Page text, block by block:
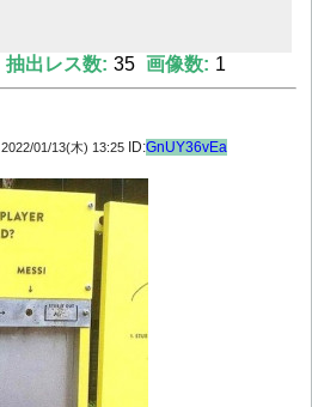
抽出レス数: 35 画像数: 1
2022/01/13(木) 13:25 ID:GnUY36vEa